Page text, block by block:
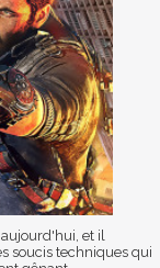
et il
soucis techniques qui